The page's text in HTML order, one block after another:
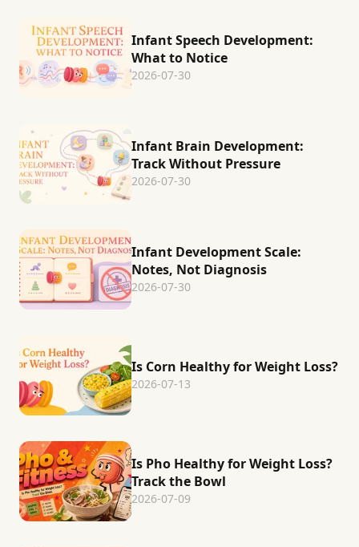
Infant Speech Development:
What to Notice
2026-07-30
Infant Brain Development:
Track Without Pressure
2026-07-30
Infant Development Scale:
Notes, Not Diagnosis
2026-07-30
Is Corn Healthy for Weight Loss?
2026-07-13
Is Pho Healthy for Weight Loss?
Track the Bowl
2026-07-09